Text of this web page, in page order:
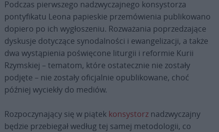
Podczas pierwszego nadzwyczajnego konsystorza
pontyfikatu Leona papieskie przemówienia publikowano
dopiero po ich wygłoszeniu. Rozważania poprzedzające
dyskusje dotyczące synodalności i ewangelizacji, a także
dwa wystąpienia poświęcone liturgii i reformie Kurii
Rzymskiej – tematom, które ostatecznie nie zostały
podjęte – nie zostały oficjalnie opublikowane, choć
później wyciekły do mediów.
Rozpoczynający się w piątek konsystorznadzwyczajny
będzie przebiegał według tej samej metodologii, co